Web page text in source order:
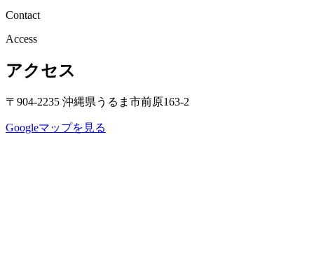
Contact
Access
アクセス
〒904-2235 沖縄県うるま市前原163-2
Googleマップを見る